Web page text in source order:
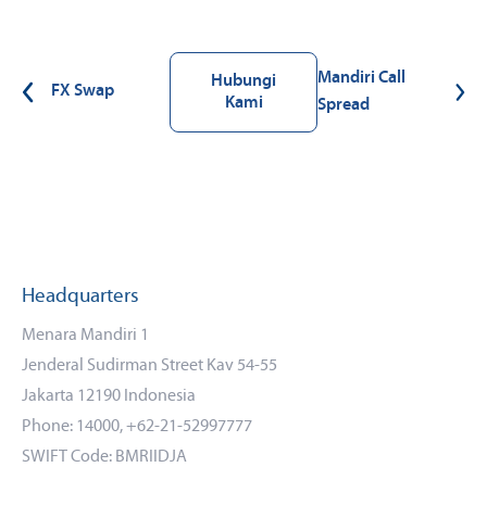
FX Swap
Hubungi
Kami
Mandiri Call
Spread
Headquarters
Menara Mandiri 1
Jenderal Sudirman Street Kav 54-55
Jakarta 12190 Indonesia
Phone: 14000, +62-21-52997777
SWIFT Code: BMRIIDJA